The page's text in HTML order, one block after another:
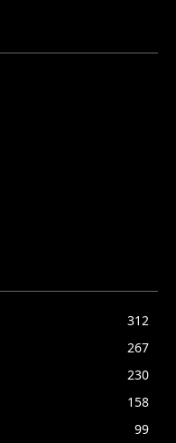
312
267
230
158
99